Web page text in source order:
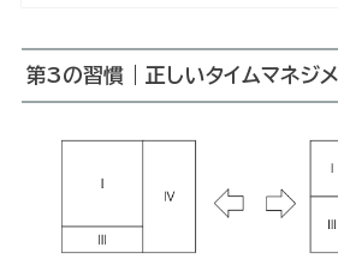
第3の習慣｜正しいタイムマネジ